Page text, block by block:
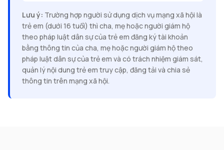
Lưu ý: Trường hợp người sử dụng dịch vụ mạng xã hội là
trẻ em (dưới 16 tuổi) thì cha, mẹ hoặc người giám hộ
theo pháp luật dân sự của trẻ em đăng ký tài khoản
bằng thông tin của cha, mẹ hoặc người giám hộ theo
pháp luật dân sự của trẻ em và có trách nhiệm giám sát,
quản lý nội dung trẻ em truy cập, đăng tải và chia sẻ
thông tin trên mạng xã hội.